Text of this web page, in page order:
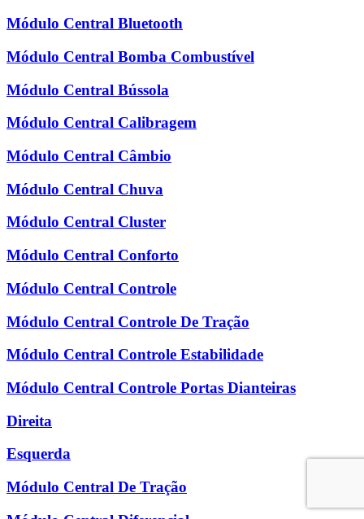
Módulo Central Bluetooth
Módulo Central Bomba Combustível
Módulo Central Bússola
Módulo Central Calibragem
Módulo Central Câmbio
Módulo Central Chuva
Módulo Central Cluster
Módulo Central Conforto
Módulo Central Controle
Módulo Central Controle De Tração
Módulo Central Controle Estabilidade
Módulo Central Controle Portas Dianteiras
Direita
Esquerda
Módulo Central De Tração